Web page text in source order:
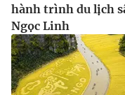
® Cấm sao chép dưới
thuận bằng văn bản.
hành trình du lịch
Ngọc Linh